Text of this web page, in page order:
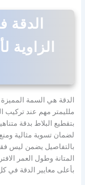
الدقة
الدقة هي السمة
ملليمتر مهم عند تركيب
بتقطيع البلاط بدقة
لضمان تسوية مثالية
بالتفاصيل يضمن ليس
المتانة وطول العمر
بأعلى معايير الدقة